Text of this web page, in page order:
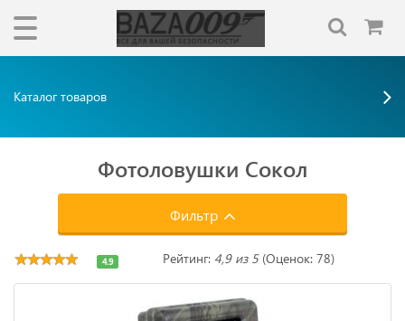
Каталог товаров
Фотоловушки Сокол
Фильтр
4.9 Рейтинг: 4,9 из 5(Оценок: 78)